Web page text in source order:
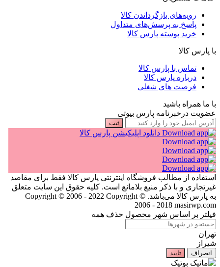
رویه‌های بازگرداندن کالا
پاسخ به پرسش‌های متداول
خرید پوسته پارس کالا
با پارس کالا
تماس با پارس کالا
درباره پارس کالا
فرصت های شغلی
با ما همراه باشید
عضویت درخبرنامه پارس بیوتی
ثبت
دانلود اپلیکیشن پارس کالا
استفاده از مطالب فروشگاه اینترنتی پارس کالا فقط برای مقاصد
غیرتجاری و با ذکر منبع بلامانع است. کلیه حقوق این سایت متعلق
به پارس کالا می‌باشد. Copyright © 2006 - 2022 Copyright ©
2006 - 2018 masirwp.com
فیلتر بر اساس شهر محصول حذف همه
تهران
شیراز
انصراف تایید